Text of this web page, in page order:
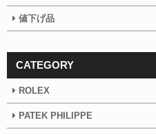
値下げ品
CATEGORY
ROLEX
PATEK PHILIPPE